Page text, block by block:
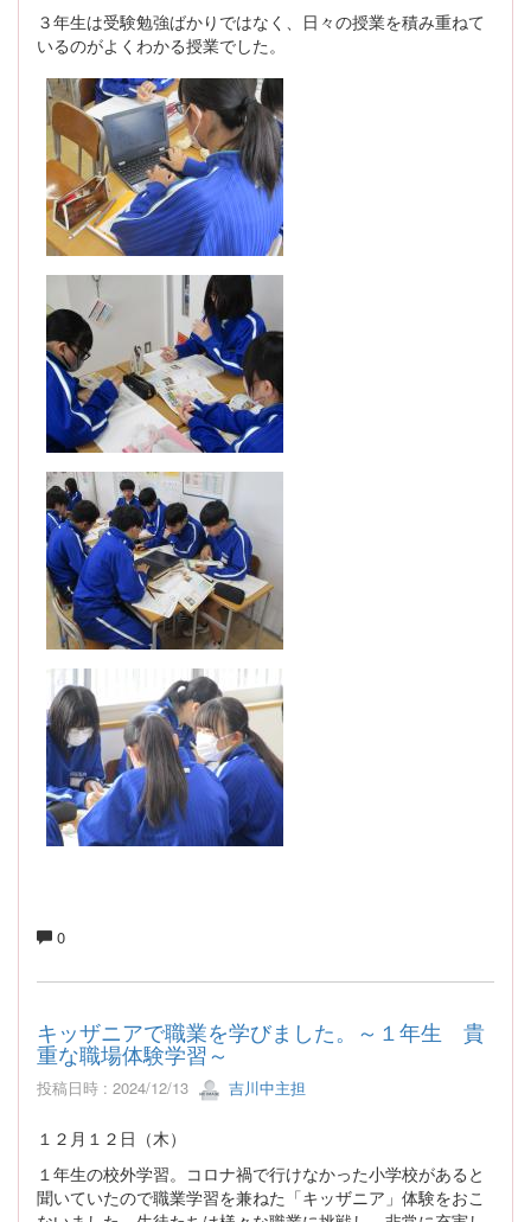
３年生は受験勉強ばかりではなく、日々の授業を積み重ねて
いるのがよくわかる授業でした。
0
キッザニアで職業を学びました。～１年生 貴
重な職場体験学習～
投稿日時 : 2024/12/13 吉川中主担
１２月１２日（木）
１年生の校外学習。コロナ禍で行けなかった小学校があると
聞いていたので職業学習を兼ねた「キッザニア」体験をおこ